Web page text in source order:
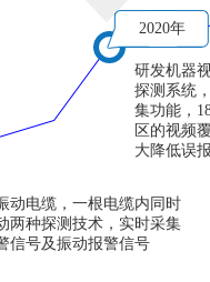
动电缆，一根电缆内同时
两种探测技术，实时采集
信号及振动报警信号
2020年
研发机器
探测系统
集功能，
区的视频
大降低误报